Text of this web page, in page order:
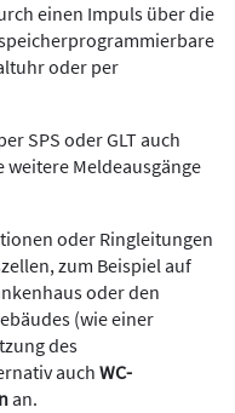
einen Impuls über die
oder per
SPS oder GLT auch
Meldeausgänge
oder Ringleitungen
zum Beispiel auf
oder den
(wie einer
des
auch WC-
an.